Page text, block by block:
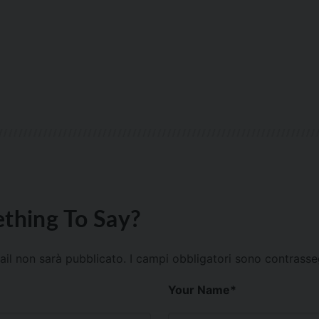
To Say?
non sarà pubblicato. I campi obbligatori sono
Your Name*